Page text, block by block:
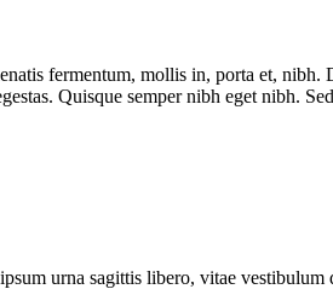
fermentum, mollis in, porta et,
Quisque semper nibh eget nibh.
urna sagittis libero, vitae